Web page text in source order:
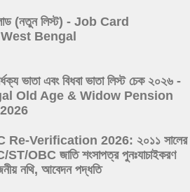
(নতুন লিস্ট) - Job Card
Bengal
ভাতা এবং বিধবা ভাতা লিস্ট চেক ২০২৬ -
Old Age & Widow Pension
Re-Verification 2026: ২০১১ সালের
OBC জাতি শংসাপত্র পুনঃযাচাইকরণ
নথি, আবেদন পদ্ধতি